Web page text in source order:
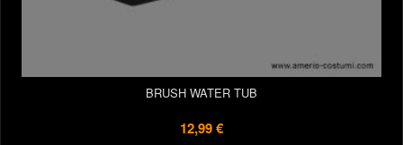
BRUSH WATER TUB
12,99 €